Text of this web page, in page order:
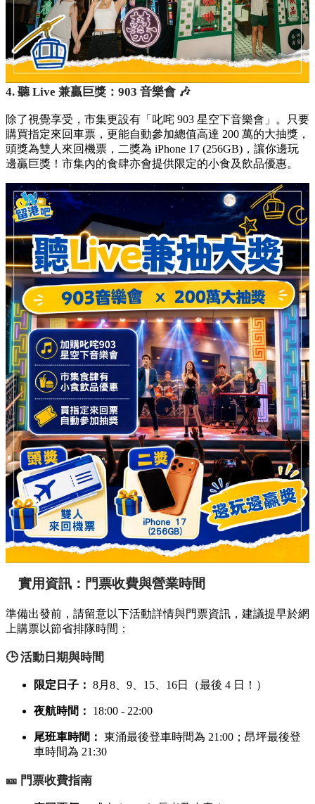
4. 聽 Live 兼贏巨獎：903 音樂會 🎶
除了視覺享受，市集更設有「叱咤 903 星空下音樂會」。只要
購買指定來回車票，更能自動參加總值高達 200 萬的大抽獎，
頭獎為雙人來回機票，二獎為 iPhone 17 (256GB)，讓你邊玩
邊贏巨獎！市集內的食肆亦會提供限定的小食及飲品優惠。
實用資訊：門票收費與營業時間
準備出發前，請留意以下活動詳情與門票資訊，建議提早於網
上購票以節省排隊時間：
🕒 活動日期與時間
限定日子： 8月8、9、15、16日（最後 4 日！）
夜航時間： 18:00 - 22:00
尾班車時間： 東涌最後登車時間為 21:00；昂坪最後登
車時間為 21:30
🎫 門票收費指南